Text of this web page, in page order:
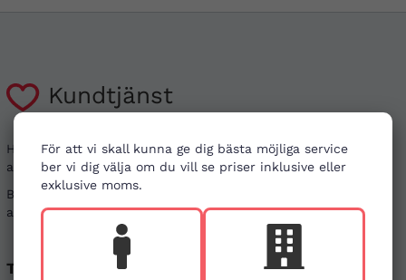
För att vi skall kunna ge dig bästa möjliga service
ber vi dig välja om du vill se priser inklusive eller
exklusive moms.
Kundtjänst
Har du frågor kring din beställning, eller i behov
av vägledning?
Besök gärna våravanliga frågor
att kontakta oss genom alternativen nedan.
Telefon